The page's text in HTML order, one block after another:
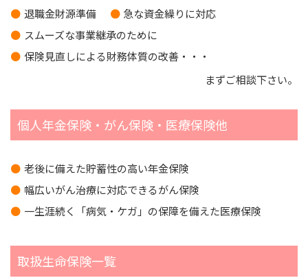
退職金財源準備
急な資金繰りに対応
スムーズな事業継承のために
保険見直しによる財務体質の改善・・・
まずご相談下さい。
個人年金保険・がん保険・医療保険他
老後に備えた貯蓄性の高い年金保険
幅広いがん治療に対応できるがん保険
一生涯続く「病気・ケガ」の保障を備えた医療保険
取扱生命保険一覧